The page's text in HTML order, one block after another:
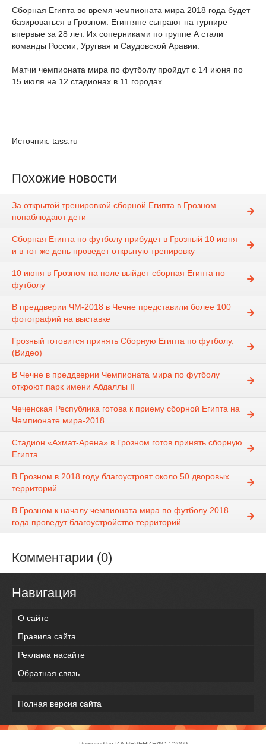
Сборная Египта во время чемпионата мира 2018 года будет
базироваться в Грозном. Египтяне сыграют на турнире
впервые за 28 лет. Их соперниками по группе А стали
команды России, Уругвая и Саудовской Аравии.
Матчи чемпионата мира по футболу пройдут с 14 июня по
15 июля на 12 стадионах в 11 городах.
Источник: tass.ru
Похожие новости
За открытой тренировкой сборной Египта в Грозном
понаблюдают дети
Сборная Египта по футболу прибудет в Грозный 10 июня
и в тот же день проведет открытую тренировку
10 июня в Грозном на поле выйдет сборная Египта по
футболу
В преддверии ЧМ-2018 в Чечне представили более 100
фотографий на выставке
Грозный готовится принять Сборную Египта по футболу.
(Видео)
В Чечне в преддверии Чемпионата мира по футболу
откроют парк имени Абдаллы II
Чеченская Республика готова к приему сборной Египта на
Чемпионате мира-2018
Стадион «Ахмат-Арена» в Грозном готов принять сборную
Египта
В Грозном в 2018 году благоустроят около 50 дворовых
территорий
В Грозном к началу чемпионата мира по футболу 2018
года проведут благоустройство территорий
Комментарии (0)
Навигация
О сайте
Правила сайта
Реклама насайте
Обратная связь
Полная версия сайта